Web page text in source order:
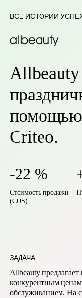
ВСЕ ИСТОРИИ
Allbeauty
помощью
Criteo.
-22 %
Стоимость продажи
(COS)
ЗАДАЧА
Allbeauty
конкурентным
обслуживанием. На